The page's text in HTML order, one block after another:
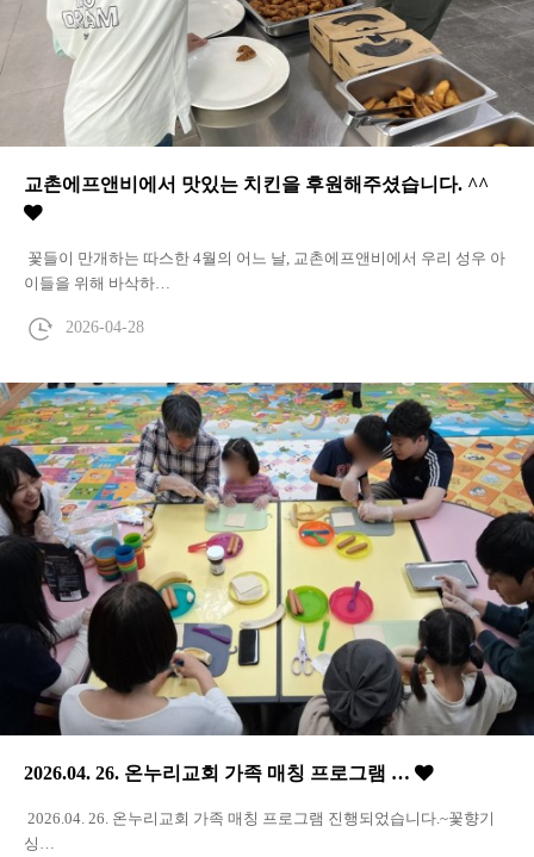
교촌에프앤비에서 맛있는 치킨을 후원해주셨습니다. ^^
꽃들이 만개하는 따스한 4월의 어느 날, 교촌에프앤비에서 우리 성우 아
이들을 위해 바삭하…
2026-04-28
2026.04. 26. 온누리교회 가족 매칭 프로그램 …
2026.04. 26. 온누리교회 가족 매칭 프로그램 진행되었습니다.~꽃향기
싱…